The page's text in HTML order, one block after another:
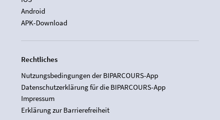
Android
APK-Download
Rechtliches
Nutzungsbedingungen der BIPARCOURS-App
Datenschutzerklärung für die BIPARCOURS-App
Impressum
Erklärung zur Barrierefreiheit